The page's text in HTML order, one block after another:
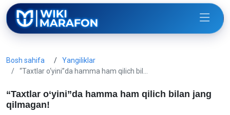
Bosh sahifa
Yangiliklar
“Taxtlar o‘yini”da hamma ham qilich bil…
“Taxtlar o‘yini”da hamma ham qilich bilan jang
qilmagan!